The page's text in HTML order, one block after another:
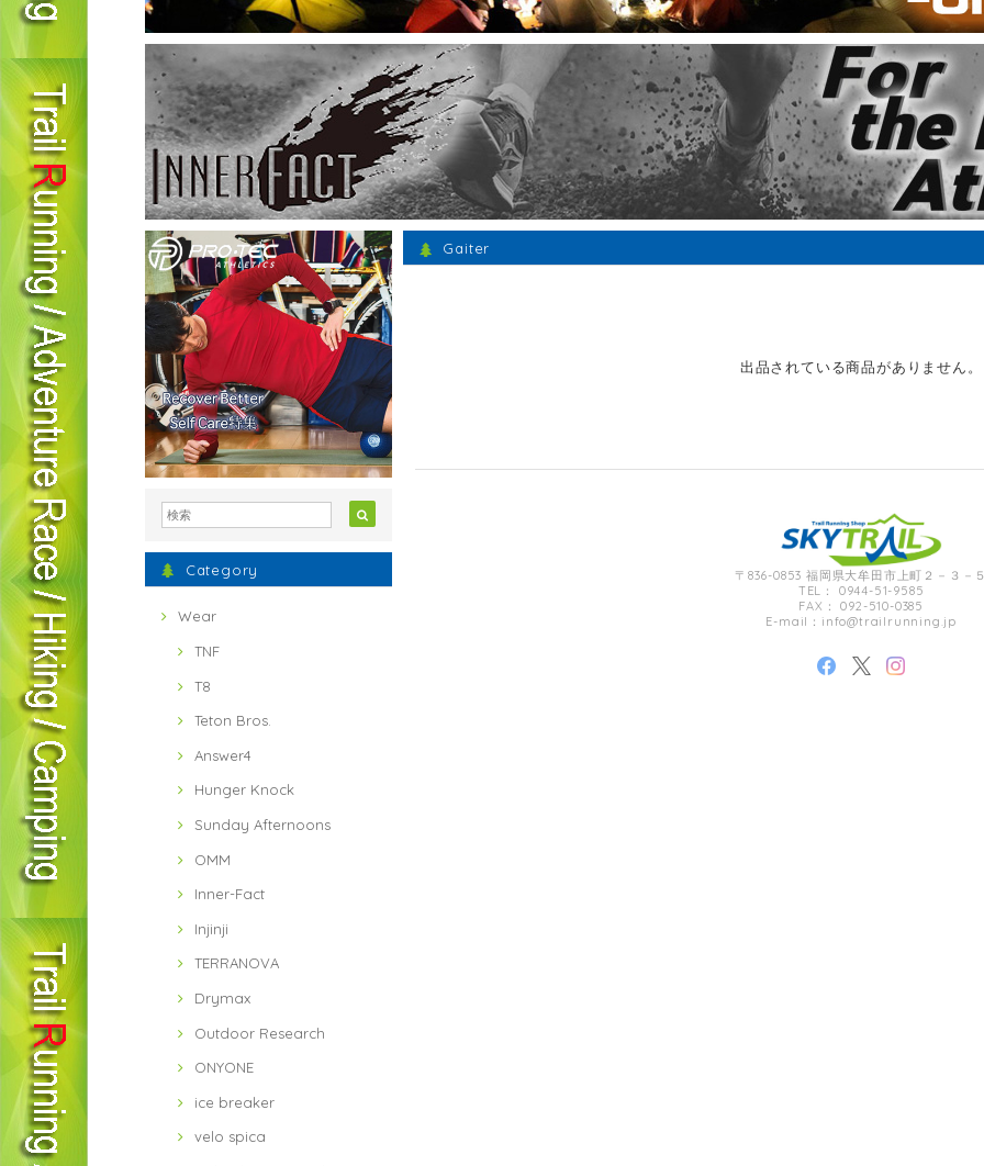
Category
Wear
TNF
T8
Teton Bros.
Answer4
Hunger Knock
Sunday Afternoons
OMM
Inner-Fact
Injinji
TERRANOVA
Drymax
Outdoor Research
ONYONE
ice breaker
velo spica
Gaiter
出品されている商品がありません。
〒836-0853 福岡県大牟田市上町２－３－
TEL： 0944-51-9585
FAX： 092-510-0385
E-mail： info@trailrunning.jp